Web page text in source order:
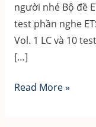
người nhé Bộ đề
test phần nghe
Vol. 1 LC và 10
[…]
[FREE]
Read More »